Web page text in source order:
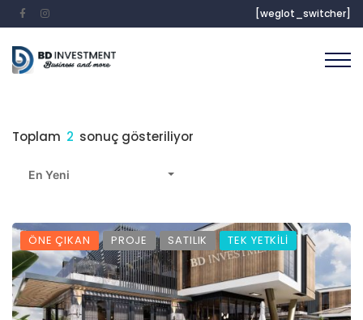
[weglot_switcher]
Toplam 2 sonuç gösteriliyor
En Yeni
ÖNE ÇIKAN PROJE SATILIK TEK YETKİLİ